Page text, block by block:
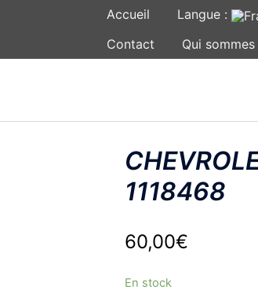
Accueil Langue :
Contact
Qui
1118468
60,00€
En stock